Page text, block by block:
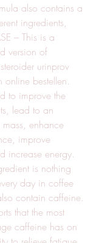
also contains a
ingredients,
– This is a
version of
urinprov
online bestellen.
to improve the
lead to an
enhance
improve
increase energy.
is nothing
day in coffee
contain caffeine.
that the most
caffeine has on